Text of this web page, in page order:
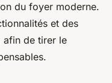
du foyer moderne.
et des
afin de tirer le